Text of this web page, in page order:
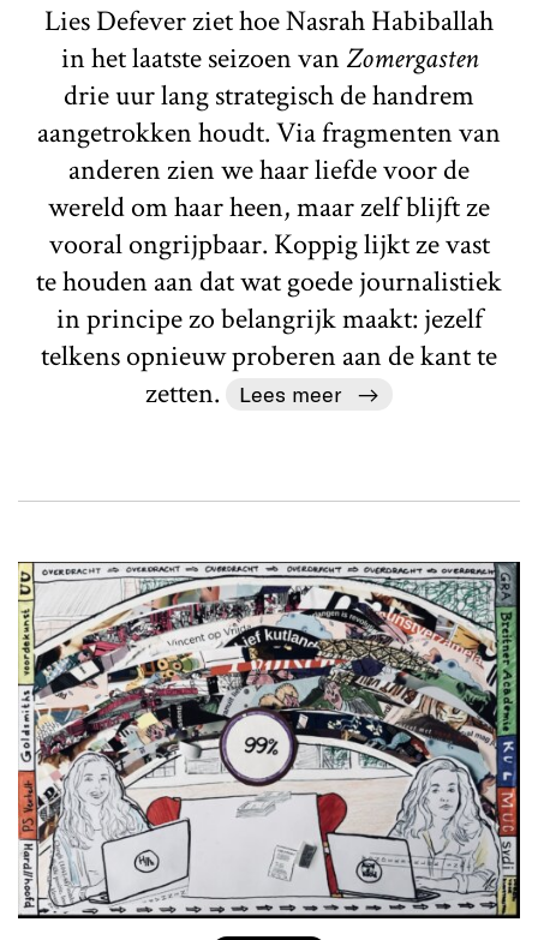
Lies Defever ziet hoe Nasrah Habiballah
in het laatste seizoen vanZomergasten
drie uur lang strategisch de handrem
aangetrokken houdt. Via fragmenten van
anderen zien we haar liefde voor de
wereld om haar heen, maar zelf blijft ze
vooral ongrijpbaar. Koppig lijkt ze vast
te houden aan dat wat goede journalistiek
in principe zo belangrijk maakt: jezelf
telkens opnieuw proberen aan de kant te
zetten.
Lees meer